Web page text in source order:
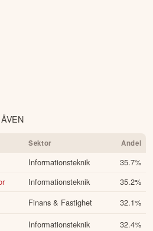
Sektor Andel
Informationsteknik 35.7%
Informationsteknik 35.2%
Finans & Fastighet 32.1%
Informationsteknik 32.4%